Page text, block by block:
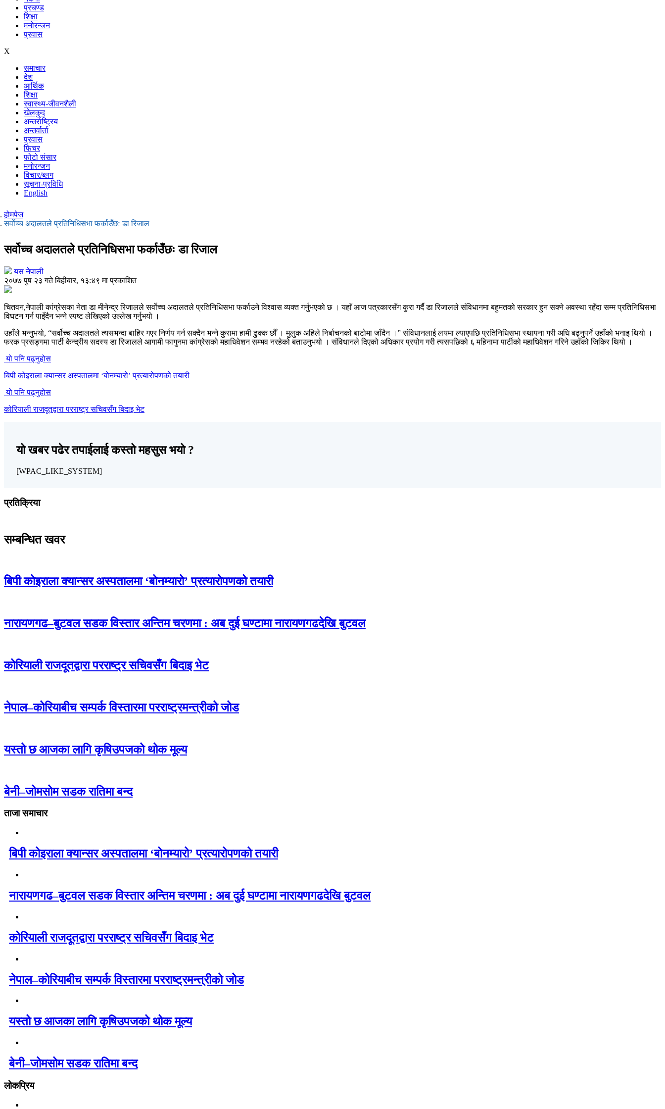
प्रचण्ड
शिक्षा
मनोरन्जन
प्रवास
X
समाचार
देश
आर्थिक
शिक्षा
स्वास्थ्य-जीवनशैली
खेलकुद
अन्तर्राष्ट्रिय
अन्तर्वार्ता
प्रवास
फिचर
फोटो संसार
मनोरन्जन
विचार/ब्लग
सूचना-प्रविधि
English
होमपेज
सर्वोच्च अदालतले प्रतिनिधिसभा फर्काउँछः डा रिजाल
सर्वोच्च अदालतले प्रतिनिधिसभा फर्काउँछः डा रिजाल
यस नेपाली
२०७७ पुष २३ गते बिहीबार, १३:४९ मा प्रकाशित
चितवन,नेपाली कांग्रेसका नेता डा मीनेन्द्र रिजालले सर्वोच्च अदालतले प्रतिनिधिसभा फर्काउने विश्वास व्यक्त गर्नुभएको छ । यहाँ आज पत्रकारसँग कुरा गर्दै डा रिजालले संविधानमा बहुमतको सरकार हुन सक्ने अवस्था रहँदा सम्म प्रतिनिधिसभा
विघटन गर्न पाइँदैन भन्ने स्पष्ट लेखिएको उल्लेख गर्नुभयो ।
उहाँले भन्नुभयो, “सर्वोच्च अदालतले त्यसभन्दा बाहिर गएर निर्णय गर्न सक्दैन भन्ने कुरामा हामी ढुक्क छौँ । मुलुक अहिले निर्बाचनको बाटोमा जाँदैन ।” संविधानलाई लयमा ल्याएपछि प्रतिनिधिसभा स्थापना गरी अघि बढ्नुपर्ने उहाँको भनाइ थियो ।
फरक प्रसङ्गमा पार्टी केन्द्रीय सदस्य डा रिजालले आगामी फागुनमा कांग्रेसको महाधिवेशन सम्भव नरहेको बताउनुभयो । संविधानले दिएको अधिकार प्रयोग गरी त्यसपछिको ६ महिनामा पार्टीको महाधिवेशन गरिने उहाँको जिकिर थियो ।
यो पनि पढ्नुहोस
बिपी कोइराला क्यान्सर अस्पतालमा ‘बोनम्यारो’ प्रत्यारोपणको तयारी
यो पनि पढ्नुहोस
कोरियाली राजदूतद्वारा परराष्ट्र सचिवसँग बिदाइ भेट
यो खबर पढेर तपाईलाई कस्तो महसुस भयो ?
[WPAC_LIKE_SYSTEM]
प्रतिक्रिया
सम्बन्धित खवर
बिपी कोइराला क्यान्सर अस्पतालमा ‘बोनम्यारो’ प्रत्यारोपणको तयारी
नारायणगढ–बुटवल सडक विस्तार अन्तिम चरणमा : अब दुई घण्टामा नारायणगढदेखि बुटवल
कोरियाली राजदूतद्वारा परराष्ट्र सचिवसँग बिदाइ भेट
नेपाल–कोरियाबीच सम्पर्क विस्तारमा परराष्ट्रमन्त्रीको जोड
यस्तो छ आजका लागि कृषिउपजको थोक मूल्य
बेनी–जोमसोम सडक रातिमा बन्द
ताजा समाचार
बिपी कोइराला क्यान्सर अस्पतालमा ‘बोनम्यारो’ प्रत्यारोपणको तयारी
नारायणगढ–बुटवल सडक विस्तार अन्तिम चरणमा : अब दुई घण्टामा नारायणगढदेखि बुटवल
कोरियाली राजदूतद्वारा परराष्ट्र सचिवसँग बिदाइ भेट
नेपाल–कोरियाबीच सम्पर्क विस्तारमा परराष्ट्रमन्त्रीको जोड
यस्तो छ आजका लागि कृषिउपजको थोक मूल्य
बेनी–जोमसोम सडक रातिमा बन्द
लोकप्रिय